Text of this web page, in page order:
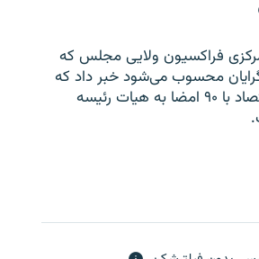
فراکسیون ولایی مجلس که
محسوب می‌شود خبر داد که
طرح استیضاح وزیر اقتصاد با ۹۰ امضا به هیات رئیسه